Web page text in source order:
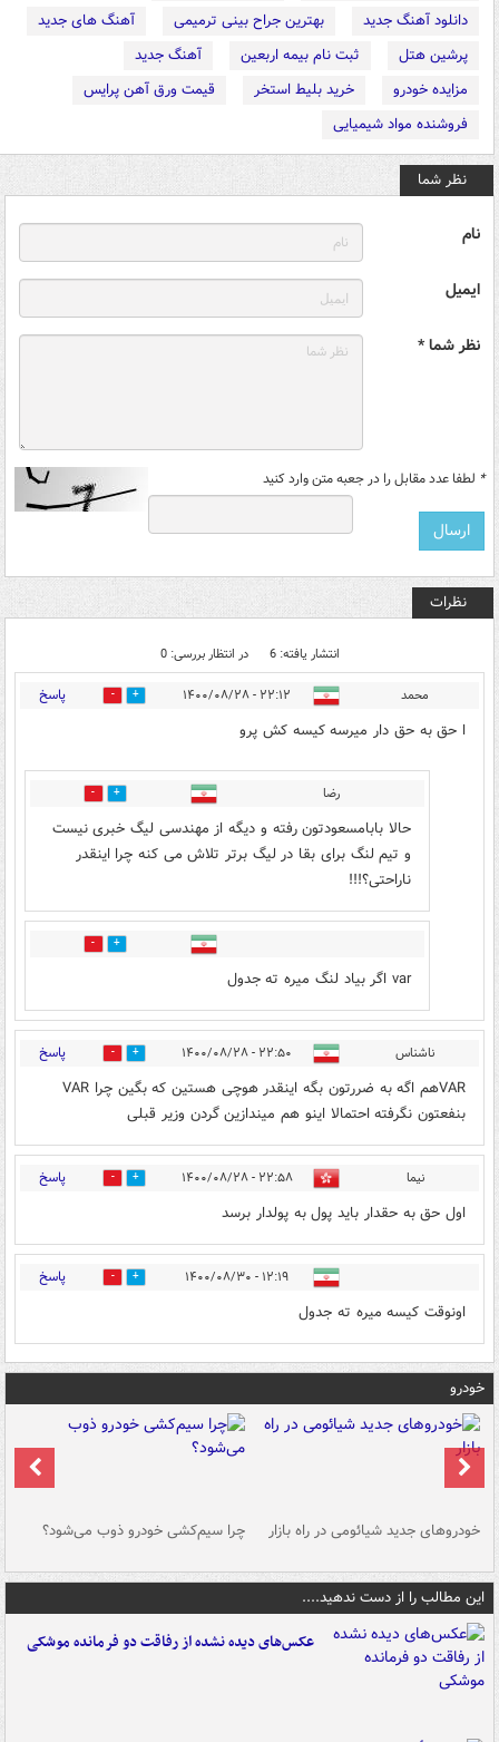
دانلود آهنگ جدید
بهترین جراح بینی ترمیمی
آهنگ های جدید
پرشین هتل
ثبت نام بیمه اربعین
آهنگ جدید
مزایده خودرو
خرید بلیط استخر
قیمت ورق آهن پرایس
فروشنده مواد شیمیایی
نظر شما
نام
ایمیل
نظر شما *
* لطفا عدد مقابل را در جعبه متن وارد کنید
نظرات
انتشار یافته: 6 در انتظار بررسی: 0
محمد ۲۲:۱۲ - ۱۴۰۰/۰۸/۲۸ 2 پاسخ
ا حق به حق دار میرسه کیسه کش پرو
رضا 3
حالا بابامسعودتون رفته و دیگه از مهندسی لیگ خبری نیست
و تیم لنگ برای بقا در لیگ برتر تلاش می کنه چرا اینقدر
ناراحتی؟!!!
2
var اگر بیاد لنگ میره ته جدول
ناشناس ۲۲:۵۰ - ۱۴۰۰/۰۸/۲۸ 2 پاسخ
VARهم اگه به ضررتون بگه اینقدر هوچی هستين که بگین چرا VAR
بنفعتون نگرفته احتمالا اینو هم میندازین گردن وزیر قبلی
نیما ۲۲:۵۸ - ۱۴۰۰/۰۸/۲۸ 0 پاسخ
اول حق به حقدار باید پول به پولدار برسد
۱۲:۱۹ - ۱۴۰۰/۰۸/۳۰ 1 پاسخ
اونوقت کیسه میره ته جدول
خودرو
خودروهای جدید شیائومی در راه بازار چرا سیم‌کشی خودرو ذوب می‌شود؟
این مطالب را از دست ندهید....
عکس‌های دیده نشده از رفاقت دو فرمانده‌ موشکی